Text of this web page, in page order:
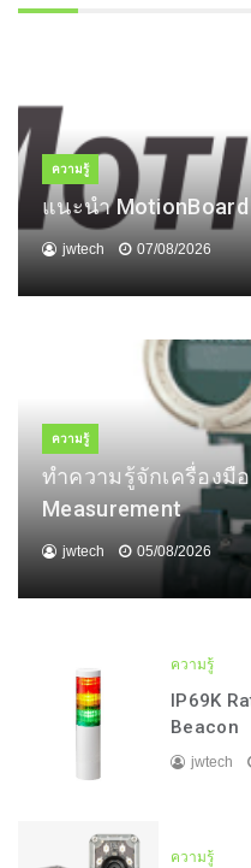
ความรู้
แนะนำ MotionBoard
jwtech 07/08/2026
ความรู้
ทำความรู้จักเครื่องมื
Measurement
jwtech 05/08/2026
ความรู้
IP69K
Beacon
jwtech
ความรู้